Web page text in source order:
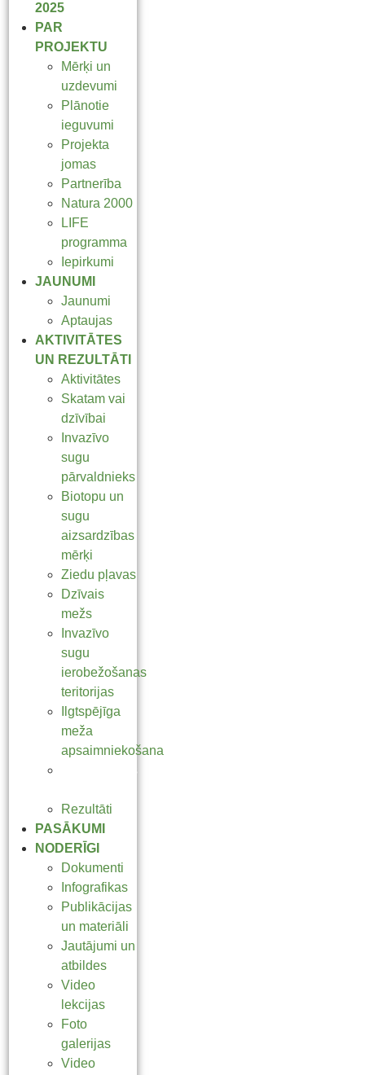
2025
PAR
PROJEKTU
Mērķi un
uzdevumi
Plānotie
ieguvumi
Projekta
jomas
Partnerība
Natura 2000
LIFE
programma
Iepirkumi
JAUNUMI
Jaunumi
Aptaujas
AKTIVITĀTES
UN REZULTĀTI
Aktivitātes
Skatam vai
dzīvībai
Invazīvo
sugu
pārvaldnieks
Biotopu un
sugu
aizsardzības
mērķi
Ziedu pļavas
Dzīvais
mežs
Invazīvo
sugu
ierobežošanas
teritorijas
Ilgtspējīga
meža
apsaimniekošana
Rezultāti
PASĀKUMI
NODERĪGI
Dokumenti
Infografikas
Publikācijas
un materiāli
Jautājumi un
atbildes
Video
lekcijas
Foto
galerijas
Video